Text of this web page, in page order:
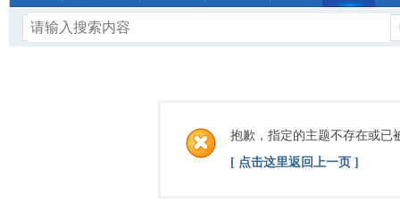
抱歉，指定的主题不存在或已
[ 点击这里返回上一页 ]